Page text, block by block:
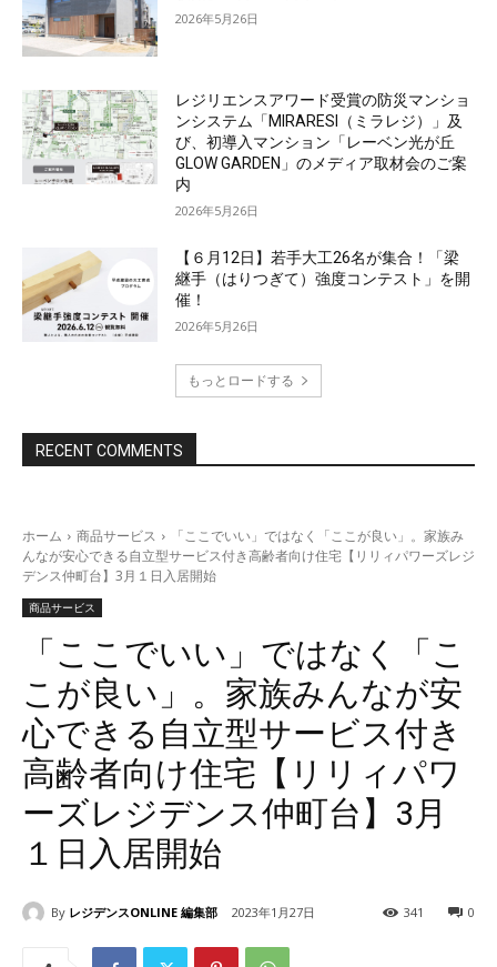
2026年5月26日
レジリエンスアワード受賞の防災マンショ
ンシステム「MIRARESI（ミラレジ）」及
び、初導入マンション「レーベン光が丘
GLOW GARDEN」のメディア取材会のご案
内
2026年5月26日
【６月12日】若手大工26名が集合！「梁
継手（はりつぎて）強度コンテスト」を開
催！
2026年5月26日
もっとロードする
RECENT COMMENTS